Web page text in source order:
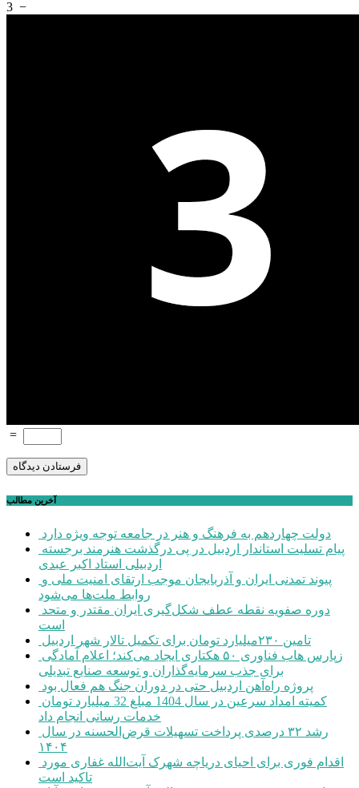
3 −
=
آخرین مطالب
دولت چهاردهم به فرهنگ و هنر در جامعه توجه ویژه دارد
اردبیلی استاد اکبر عبدی
روابط ملت‌ها می‌شود
است
تامین ۲۳۰میلیارد تومان برای تکمیل تالار شهر اردبیل
برای جذب سرمایه‌گذاران و توسعه صنایع تبدیلی
پروژه راه‌آهن اردبیل حتی در دوران جنگ هم فعال بود
خدمات رسانی انجام داد
۱۴۰۴
تاکید است